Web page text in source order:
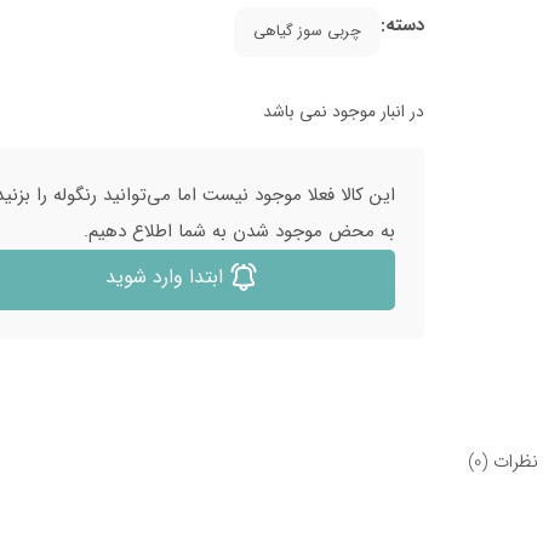
دسته:
چربی سوز گیاهی
در انبار موجود نمی باشد
این کالا فعلا موجود نیست اما می‌توانید رنگوله را
به محض موجود شدن به شما اطلاع دهیم.
ابتدا وارد شوید
نظرات (0)